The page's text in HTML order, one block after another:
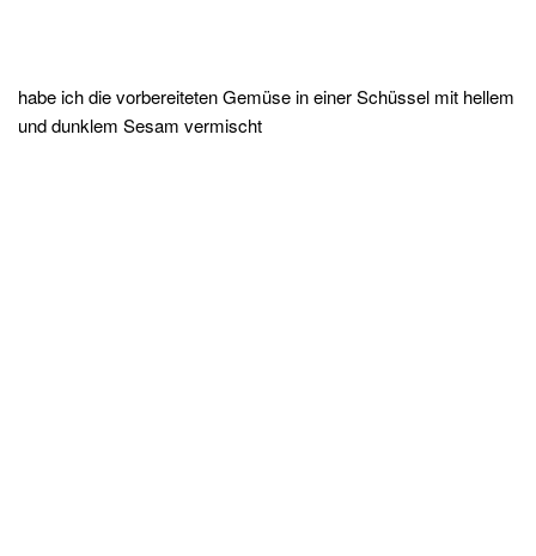
habe ich die vorbereiteten Gemüse in einer Schüssel mit hellem
und dunklem Sesam vermischt